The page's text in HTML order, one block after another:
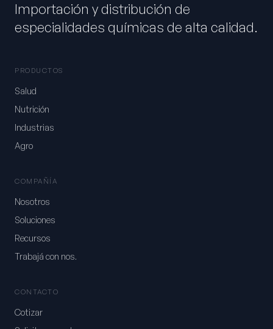
Importación y distribución de
especialidades químicas de alta calidad.
PRODUCTOS
Salud
Nutrición
Industrias
Agro
COMPAÑÍA
Nosotros
Soluciones
Recursos
Trabajá con nos.
CONTACTO
Cotizar